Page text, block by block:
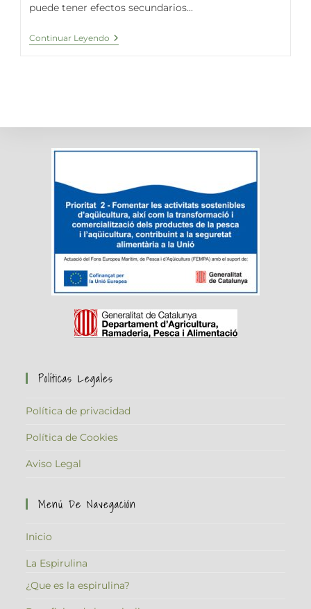
puede tener efectos secundarios...
Continuar Leyendo Explorando
El
Tratamiento
Cáncer
Quimioterapia
Políticas Legales
Política de privacidad
Política de Cookies
Aviso Legal
Menú De Navegación
Inicio
La Espirulina
¿Que es la espirulina?